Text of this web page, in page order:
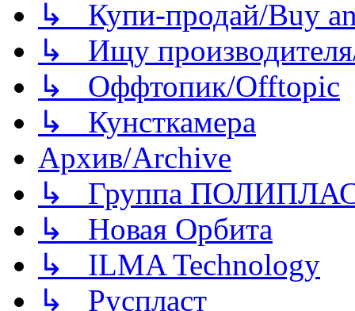
↳ Купи-продай/Buy
↳ Ищу
↳ Оффтопик/Offtopic
↳ Кунсткамера
Архив/Archive
↳ Группа
↳ Новая Орбита
↳ ILMA Technology
↳ Руспласт